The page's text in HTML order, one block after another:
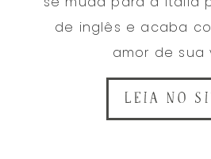
de inglês e acaba
amor de sua
LEIA NO